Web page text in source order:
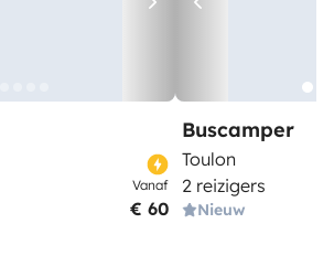
Vanaf
€ 60
Buscamper
Toulon
2 reizigers
Nieuw